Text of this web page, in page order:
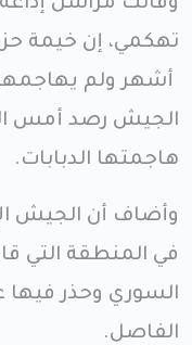
وقالت مراسل
تهكمي، إن خيمة
أشهر ولم
الجيش رصد أمس
هاجمتها الدبابات.
وأضاف أن الجيش
في المنطقة التي
السوري وحذر
الفاصل.